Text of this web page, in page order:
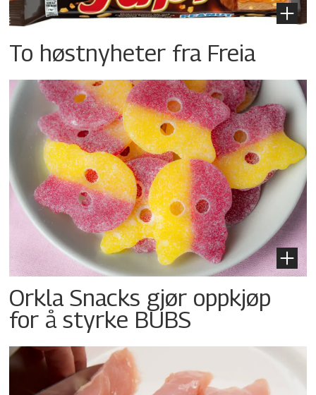
To høstnyheter fra Freia
Orkla Snacks gjør oppkjøp
for å styrke BUBS